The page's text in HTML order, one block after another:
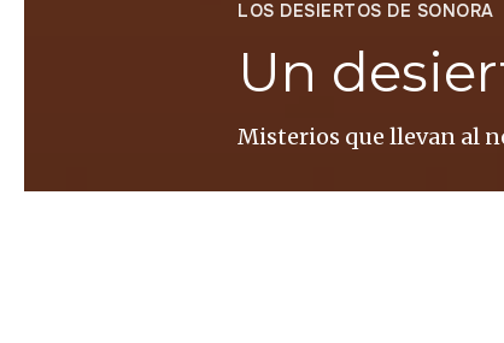
LOS DESIERTOS DE SONORA
Un
Misterios que llevan al